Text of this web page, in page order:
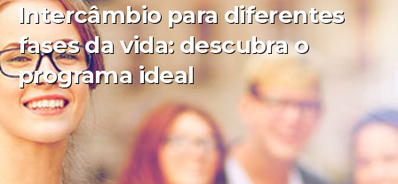
Intercâmbio para diferentes
fases da vida: descubra o
programa ideal